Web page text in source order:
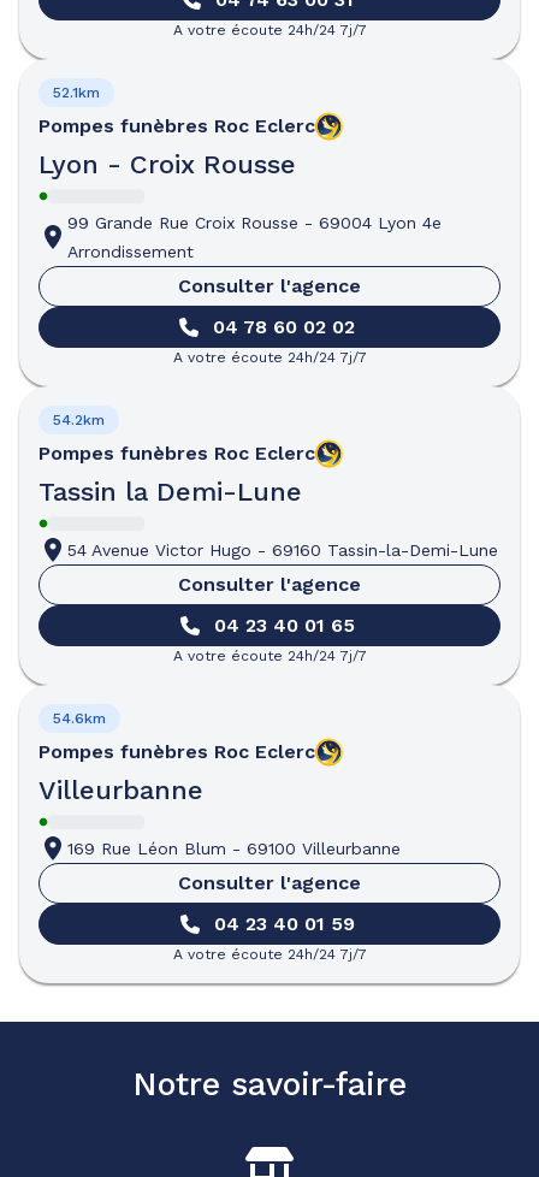
A votre écoute 24h/24 7j/7
Pompes funèbres Roc Eclerc
Lyon - Croix Rousse
52.1km
99 Grande Rue Croix Rousse - 69004 Lyon 4e
Arrondissement
Consulter l'agence
04 78 60 02 02
A votre écoute 24h/24 7j/7
Pompes funèbres Roc Eclerc
Tassin la Demi-Lune
54.2km
54 Avenue Victor Hugo - 69160 Tassin-la-Demi-Lune
Consulter l'agence
04 23 40 01 65
A votre écoute 24h/24 7j/7
Pompes funèbres Roc Eclerc
Villeurbanne
54.6km
169 Rue Léon Blum - 69100 Villeurbanne
Consulter l'agence
04 23 40 01 59
A votre écoute 24h/24 7j/7
Notre savoir-faire